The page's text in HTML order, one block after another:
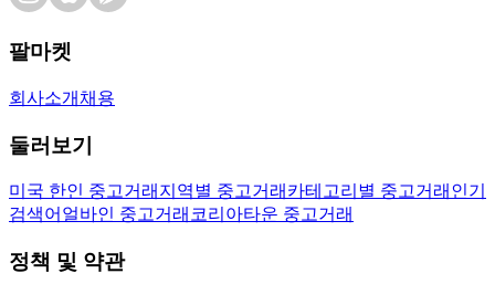
팔마켓
회사소개 채용
둘러보기
미국 한인 중고거래 지역별 중고거래 카테고리별 중고거래 인기
검색어 얼바인 중고거래 코리아타운 중고거래
정책 및 약관